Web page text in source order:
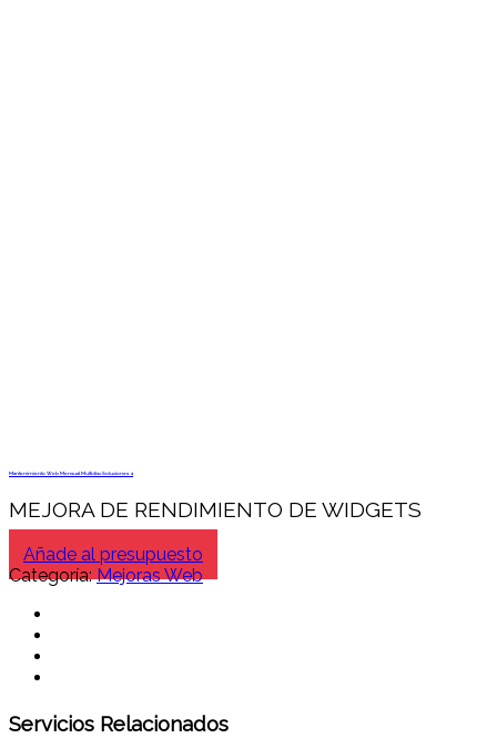
Mantenimiento Web Mensual Multidisc Soluciones 4
MEJORA DE RENDIMIENTO DE WIDGETS
Añade al presupuesto
Categoría:Mejoras Web
Servicios Relacionados